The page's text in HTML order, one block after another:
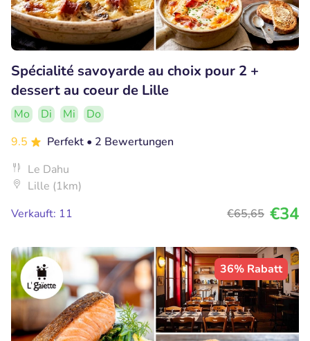
Spécialité savoyarde au choix pour 2 +
dessert au coeur de Lille
Mo Di Mi
Do
9.5
Perfekt • 2 Bewertungen
Le Dahu
Lille (1km)
Verkauft: 11
€65,65 €34
36% Rabatt